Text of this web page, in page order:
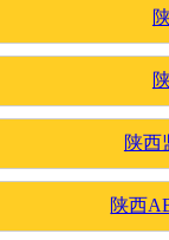
陕西
陕西